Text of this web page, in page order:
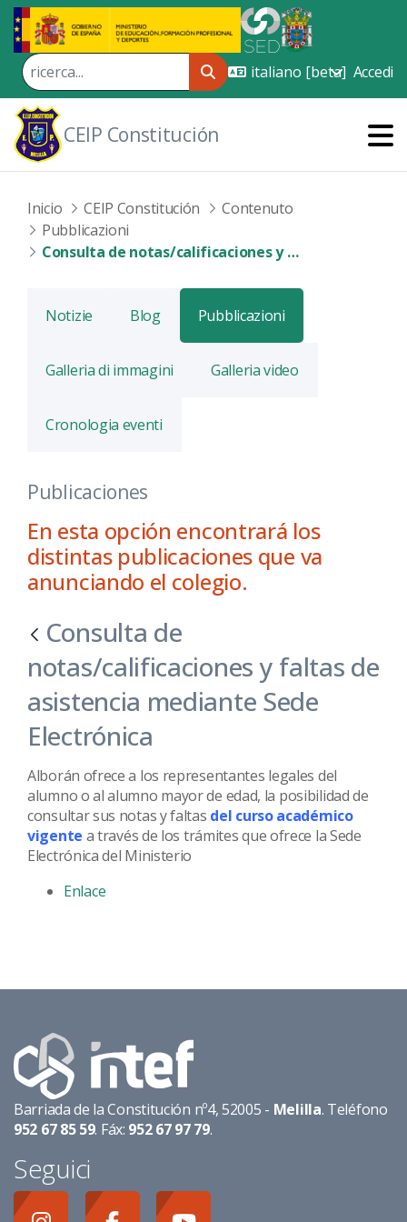
Skip to Main Content
Accedi
CEIP Constitución
Inicio CEIP Constitución
Contenuto
Pubblicazioni
Consulta de notas/calificaciones y faltas de asistencia mediante Sede Electrónica
Notizie Blog Pubblicazioni
Galleria di immagini Galleria video
Cronologia eventi
Publicaciones
En esta opción encontrará los
distintas publicaciones que va
anunciando el colegio.
Consulta de
notas/calificaciones y faltas de
asistencia mediante Sede
Electrónica
Alborán ofrece a los representantes legales del
alumno o al alumno mayor de edad, la posibilidad de
consultar sus notas y faltas del curso académico
vigente a través de los trámites que ofrece la Sede
Electrónica del Ministerio
Enlace
Barriada de la Constitución nº4, 52005 - Melilla. Teléfono
952 67 85 59. Fáx: 952 67 97 79.
Seguici